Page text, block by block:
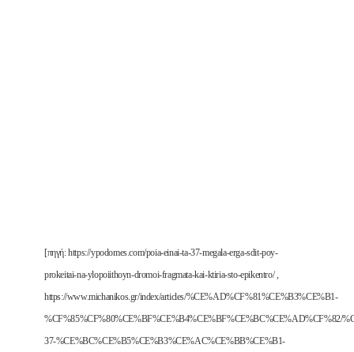
[πηγή: https://ypodomes.com/poia-einai-ta-37-megala-erga-sdit-poy-
prokeitai-na-ylopoiithoyn-dromoi-fragmata-kai-ktiria-sto-epikentro/ ,
https://www.michanikos.gr/index/articles/%CE%AD%CF%81%CE%B3%CE%B1-
%CF%85%CF%80%CE%BF%CE%B4%CE%BF%CE%BC%CE%AD%CF%82/
37-%CE%BC%CE%B5%CE%B3%CE%AC%CE%BB%CE%B1-